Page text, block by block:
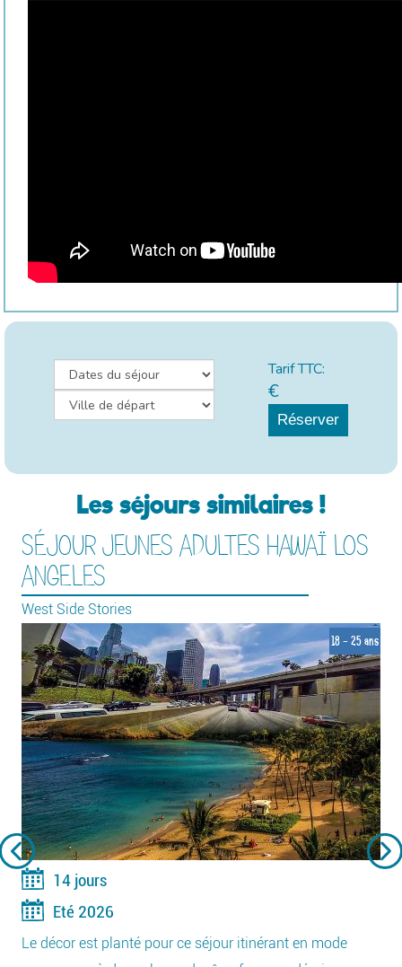
Tarif TTC:
€
Réserver
Les séjours similaires !
SÉJOUR JEUNES ADULTES HAWAÏ LOS
ANGELES
West Side Stories
18 - 25 ans
14 jours
Eté 2026
Le décor est planté pour ce séjour itinérant en mode